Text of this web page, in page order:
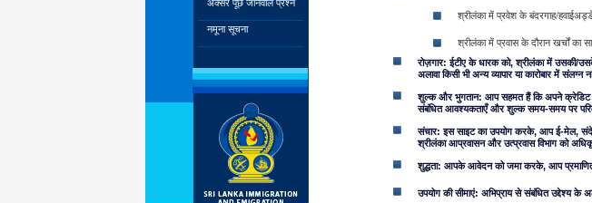
अक्सर पूछे जानेवाले प्रश्न
नमूना सूचना
श्रीलंका में प्रवेश के बंदरगाह/हवाईअड्डे
श्रीलंका में प्रवास के दौरान खर्चों का
रोज़गार: ईटीए के धारक को, श्रीलंका में उसकी/
अलावा किसी भी अन्य व्यापार या कारोबार में संलग्न
शुल्क और भुगतान: आप सहमत हैं कि अपने
संबंधित आवश्यकताएँ और शुल्क समय-समय पर
संचार: इस साइट का उपयोग करके, आप ई-मेल,
श्रीलंका आप्रवासन और उत्प्रवास विभाग को
शुद्धता: आपके आवेदन को जमा करके, आप प्रमाणित
उपयोग की सीमाएं: अभिप्राय से संबंधित उद्देश्य के